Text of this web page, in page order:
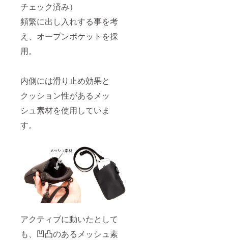
チェック済み）
頻繁に出し入れする事を考
え、オープンポケットを採
用。
内側には滑り止め効果と
クッション性があるメッ
シュ素材を使用していま
す。
アクティブに動いたとして
も、凹凸のあるメッシュ素